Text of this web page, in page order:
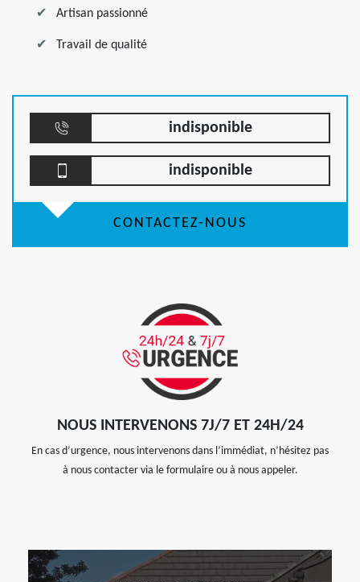
Artisan passionné
Travail de qualité
indisponible
indisponible
CONTACTEZ-NOUS
NOUS INTERVENONS 7J/7 ET 24H/24
En cas d’urgence, nous intervenons dans l’immédiat, n’hésitez pas
à nous contacter via le formulaire ou à nous appeler.